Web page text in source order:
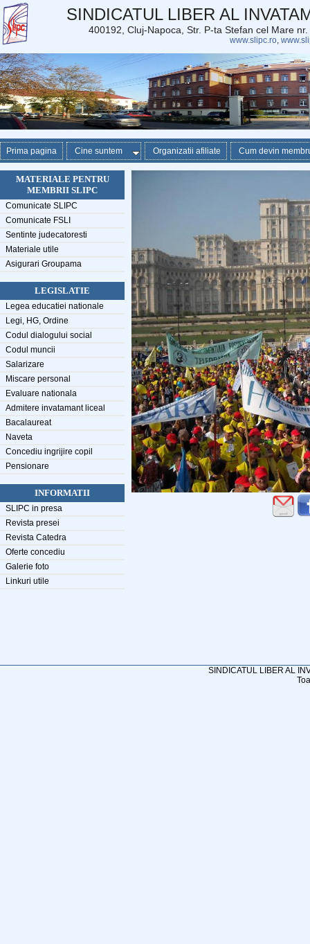
SINDICATUL LIBER AL
400192, Cluj-Napoca, Str. P-ta Stefan cel Mare
www.slipc.ro,
Prima pagina Cine suntem Organizatii afiliate Cum devin
MATERIALE PENTRU
MEMBRII SLIPC
Comunicate SLIPC
Comunicate FSLI
Sentinte judecatoresti
Materiale utile
Asigurari Groupama
LEGISLATIE
Legea educatiei nationale
Legi, HG, Ordine
Codul dialogului social
Codul muncii
Salarizare
Miscare personal
Evaluare nationala
Admitere invatamant liceal
Bacalaureat
Naveta
Concediu ingrijire copil
Pensionare
INFORMATII
SLIPC in presa
Revista presei
Revista Catedra
Oferte concediu
Galerie foto
Linkuri utile
SINDICATUL LIBER AL